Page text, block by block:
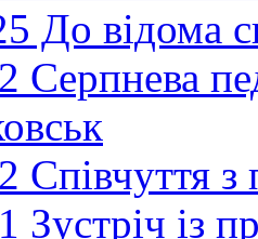
До відома
Серпнева
Співчуття з
Зустріч із